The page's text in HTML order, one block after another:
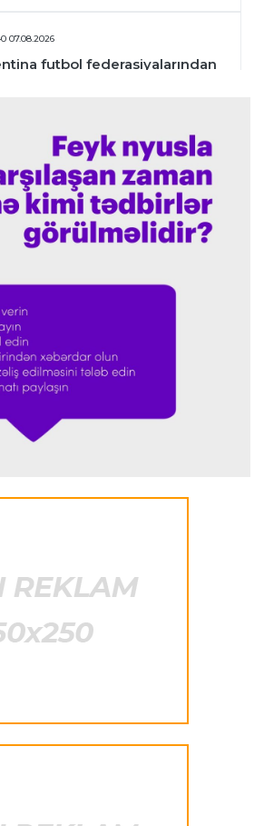
07.08.2026
futbol federasiyalarından
2026-cı il reytinqi
heç vaxt şübhə
yaşlarından bəlli idi"